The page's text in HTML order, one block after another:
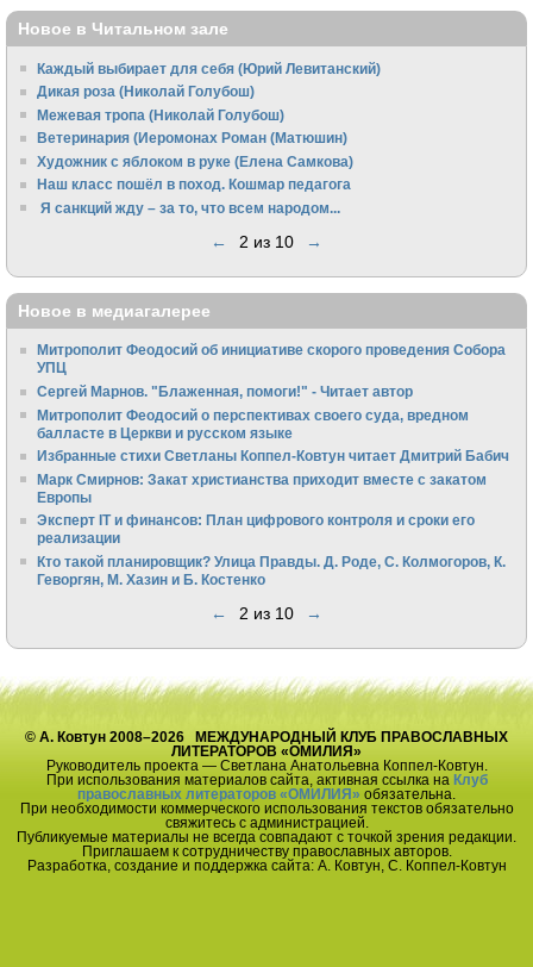
Новое в Читальном зале
Каждый выбирает для себя (Юрий Левитанский)
Дикая роза (Николай Голубош)
Межевая тропа (Николай Голубош)
Ветеринария (Иеромонах Роман (Матюшин)
Художник с яблоком в руке (Елена Самкова)
Наш класс пошёл в поход. Кошмар педагога
Я санкций жду – за то, что всем народом...
← 2 из 10 →
Новое в медиагалерее
Митрополит Феодосий об инициативе скорого проведения Собора
УПЦ
Сергей Марнов. "Блаженная, помоги!" - Читает автор
Митрополит Феодосий о перспективах своего суда, вредном
балласте в Церкви и русском языке
Избранные стихи Светланы Коппел-Ковтун читает Дмитрий Бабич
Марк Смирнов: Закат христианства приходит вместе с закатом
Европы
Эксперт IT и финансов: План цифрового контроля и сроки его
реализации
Кто такой планировщик? Улица Правды. Д. Роде, С. Колмогоров, К.
Геворгян, М. Хазин и Б. Костенко
← 2 из 10 →
© А. Ковтун 2008–2026 МЕЖДУНАРОДНЫЙ КЛУБ ПРАВОСЛАВНЫХ
ЛИТЕРАТОРОВ «ОМИЛИЯ»
Руководитель проекта — Светлана Анатольевна Коппел-Ковтун.
При использования материалов сайта, активная ссылка на Клуб
православных литераторов «ОМИЛИЯ» обязательна.
При необходимости коммерческого использования текстов обязательно
свяжитесь с администрацией.
Публикуемые материалы не всегда совпадают с точкой зрения редакции.
Приглашаем к сотрудничеству православных авторов.
Разработка, создание и поддержка сайта: А. Ковтун, С. Коппел-Ковтун